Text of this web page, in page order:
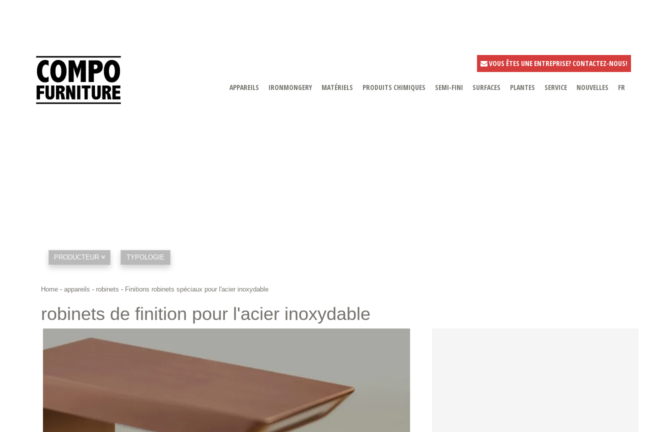
VOUS ÊTES UNE ENTREPRISE? CONTACTEZ-NOUS!
APPAREILS IRONMONGERY MATÉRIELS PRODUITS CHIMIQUES SEMI-FINI SURFACES PLANTES SERVICE NOUVELLES FR
PRODUCTEUR TYPOLOGIE
Home - appareils - robinets - Finitions robinets spéciaux pour l'acier inoxydable
robinets de finition pour l'acier inoxydable